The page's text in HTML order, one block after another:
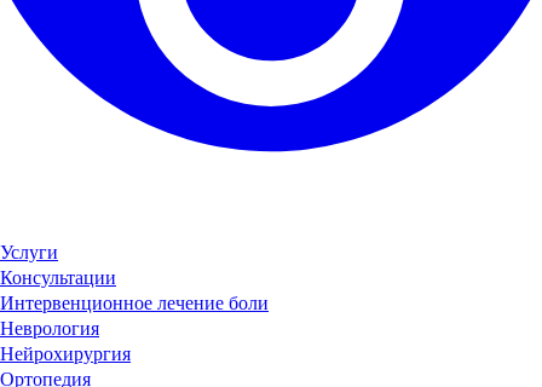
Услуги
Консультации
Интервенционное лечение боли
Неврология
Нейрохирургия
Ортопедия